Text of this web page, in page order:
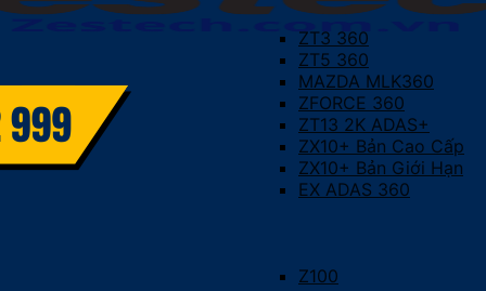
ZT3 360
ZT5 360
MAZDA MLK360
ZFORCE 360
ZT13 2K ADAS+
ZX10+ Bản Cao Cấp
ZX10+ Bản Giới Hạn
EX ADAS 360
Z100